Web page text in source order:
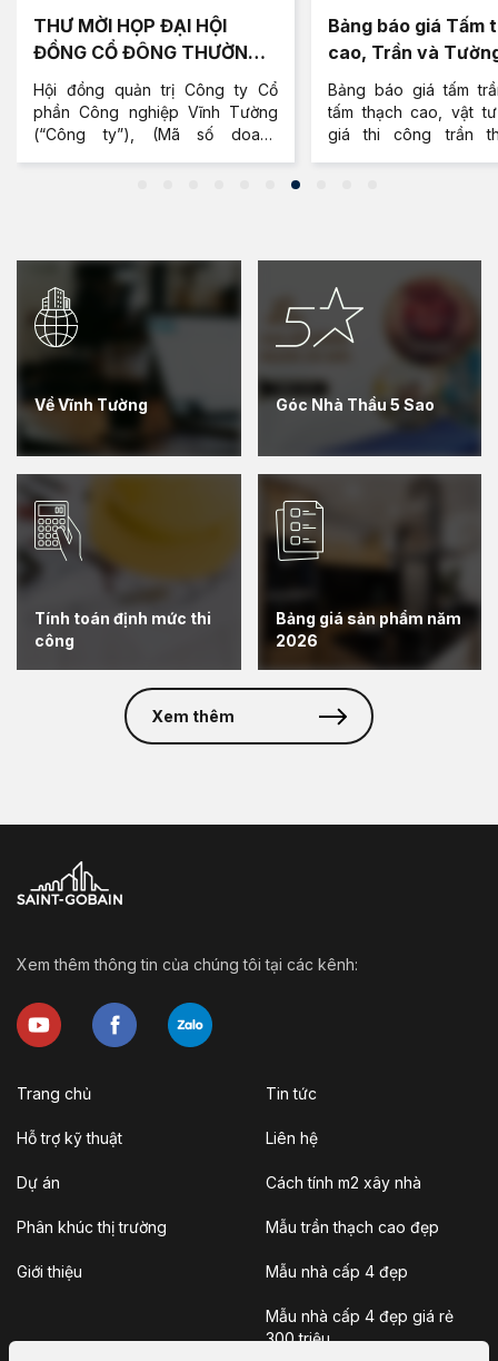
THƯ MỜI HỌP ĐẠI HỘI
ĐỒNG CỔ ĐÔNG THƯỜNG
NIÊN
Hội đồng quản trị Công ty Cổ
phần Công nghiệp Vĩnh Tường
(“Công ty”), (Mã số doanh
báo và kính mời Quý Cổ đông
đến tham dự cuộc họp Đại hội
đồng cổ đông tại trụ sở công ty.
Bảng báo giá Tấm
cao, Trần và
Cao Vĩnh Tường
Bảng báo giá tấm
tấm thạch cao, vật
giá thi công trần
Về Vĩnh Tường Góc Nhà Thầu 5 Sao
Tính toán định mức thi
công
Bảng giá sản phẩm năm
2026
Xem thêm
Xem thêm thông tin của chúng tôi tại các kênh:
Trang chủ
Hỗ trợ kỹ thuật
Dự án
Phân khúc thị trường
Giới thiệu
Tin tức
Liên hệ
Cách tính m2 xây nhà
Mẫu trần thạch cao đẹp
Mẫu nhà cấp 4 đẹp
Mẫu nhà cấp 4 đẹp giá rẻ
300 triệu